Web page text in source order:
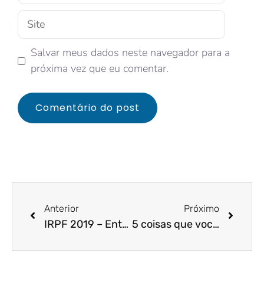
Salvar meus dados neste navegador para a
próxima vez que eu comentar.
Anterior
IRPF 2019 – Entenda como realizar a declaração!
Próximo
5 coisas que você não deve fazer para reduzir os custos de sua pequena empresa